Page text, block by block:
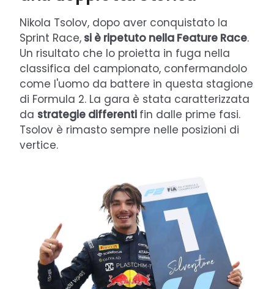
Nikola Tsolov, dopo aver conquistato la
Sprint Race, si è ripetuto nella Feature Race.
Un risultato che lo proietta in fuga nella
classifica del campionato, confermandolo
come l'uomo da battere in questa stagione
di Formula 2. La gara è stata caratterizzata
da strategie differenti fin dalle prime fasi.
Tsolov è rimasto sempre nelle posizioni di
vertice.